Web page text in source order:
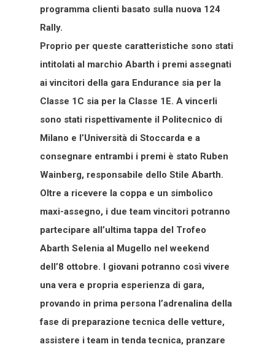
programma clienti basato sulla nuova 124
Rally.
Proprio per queste caratteristiche sono stati
intitolati al marchio Abarth i premi assegnati
ai vincitori della gara Endurance sia per la
Classe 1C sia per la Classe 1E. A vincerli
sono stati rispettivamente il Politecnico di
Milano e l’Università di Stoccarda e a
consegnare entrambi i premi è stato Ruben
Wainberg, responsabile dello Stile Abarth.
Oltre a ricevere la coppa e un simbolico
maxi-assegno, i due team vincitori potranno
partecipare all’ultima tappa del Trofeo
Abarth Selenia al Mugello nel weekend
dell’8 ottobre. I giovani potranno così vivere
una vera e propria esperienza di gara,
provando in prima persona l’adrenalina della
fase di preparazione tecnica delle vetture,
assistere i team in tenda tecnica, pranzare